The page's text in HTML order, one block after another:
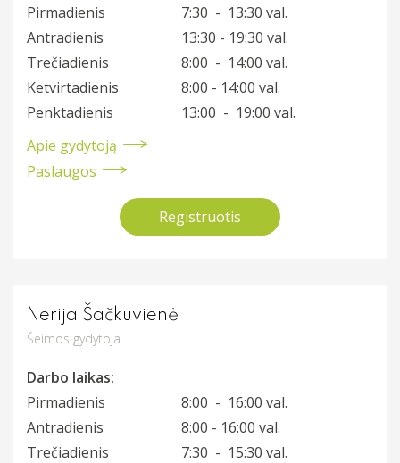
Pirmadienis
7:30 - 13:30 val.
Antradienis
13:30 - 19:30 val.
Trečiadienis
8:00 - 14:00 val.
Ketvirtadienis
8:00 - 14:00 val.
Penktadienis
13:00 - 19:00 val.
Apie gydytoją
Paslaugos
Registruotis
Nerija Šačkuvienė
Šeimos gydytoja
Darbo laikas:
Pirmadienis
8:00 - 16:00 val.
Antradienis
8:00 - 16:00 val.
Trečiadienis
7:30 - 15:30 val.